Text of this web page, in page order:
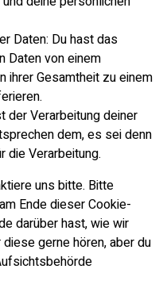
Daten: Du hast das
Daten von einem
ihrer Gesamtheit zu einem
der Verarbeitung deiner
dem, es sei denn
die Verarbeitung.
uns bitte. Bitte
Ende dieser Cookie-
darüber hast, wie wir
gerne hören, aber du